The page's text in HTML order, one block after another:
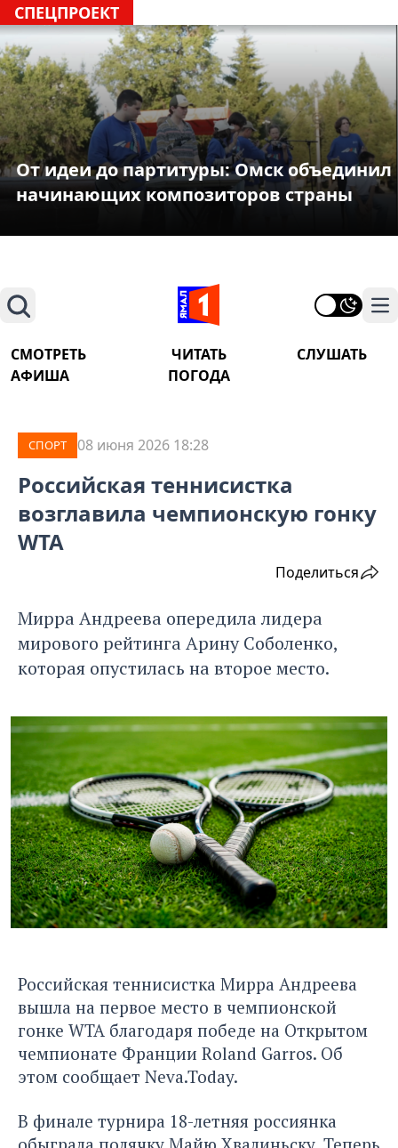
СПЕЦПРОЕКТ
От идеи до партитуры: Омск объединил
начинающих композиторов страны
Поиск
СМОТРЕТЬ ЧИТАТЬ
СЛУШАТЬ
АФИША
ПОГОДА
СПОРТ 08 июня 2026 18:28
Российская теннисистка
возглавила чемпионскую гонку
WTA
Поделиться
Мирра Андреева опередила лидера
мирового рейтинга Арину Соболенко,
которая опустилась на второе место.
Российская теннисистка Мирра Андреева
вышла на первое место в чемпионской
гонке WTA благодаря победе на Открытом
чемпионате Франции Roland Garros. Об
этом сообщает Neva.Today.
В финале турнира 18-летняя россиянка